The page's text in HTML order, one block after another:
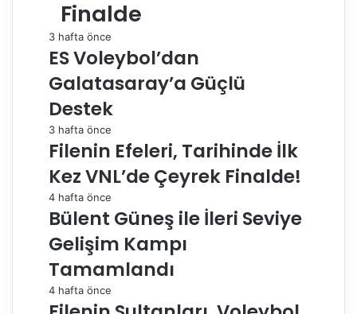
Finalde
3 hafta önce
ES Voleybol’dan
Galatasaray’a Güçlü
Destek
3 hafta önce
Filenin Efeleri, Tarihinde İlk
Kez VNL’de Çeyrek Finalde!
4 hafta önce
Bülent Güneş ile İleri Seviye
Gelişim Kampı
Tamamlandı
4 hafta önce